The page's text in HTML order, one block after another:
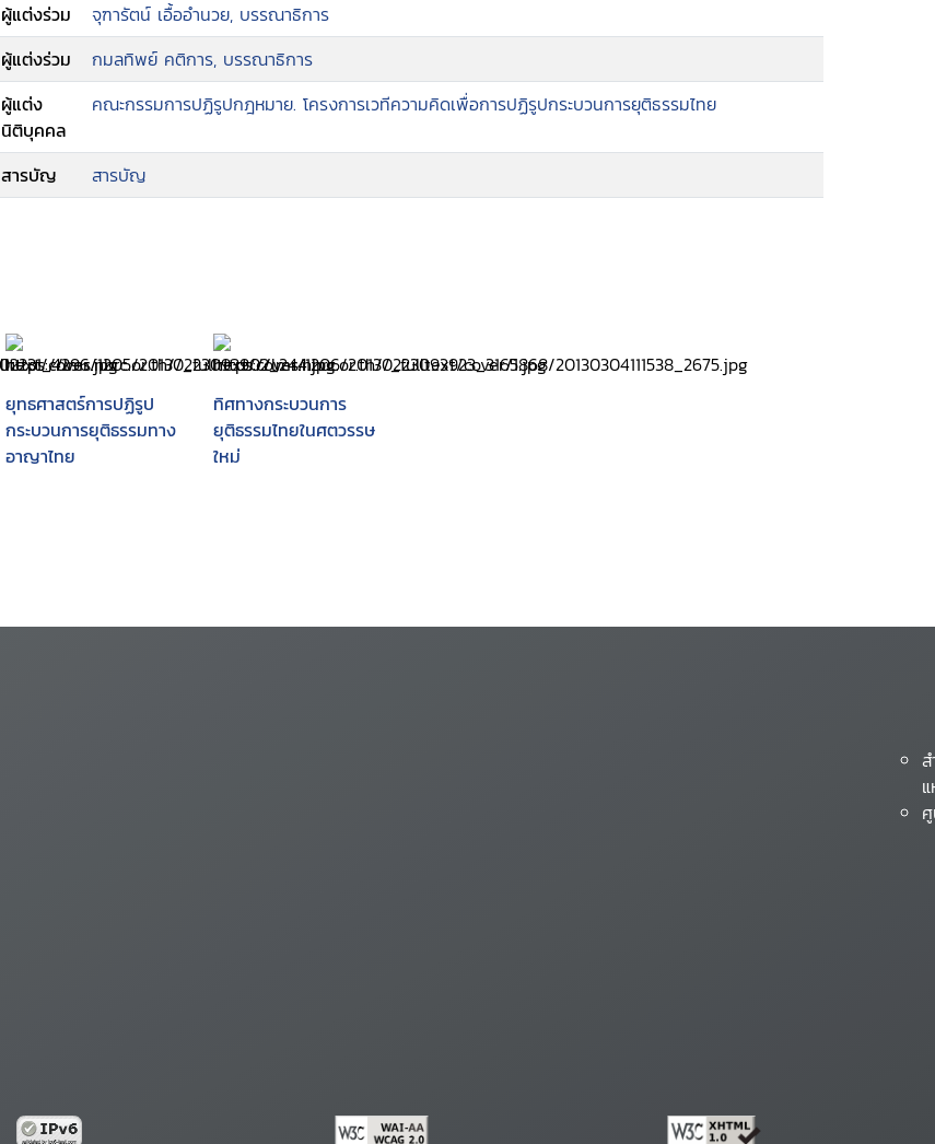
ผู้แต่งร่วม
จุฑารัตน์ เอื้ออำนวย, บรรณาธิการ
ผู้แต่งร่วม
กมลทิพย์ คติการ, บรรณาธิการ
ผู้แต่ง
นิติบุคคล
คณะกรรมการปฏิรูปกฎหมาย. โครงการเวทีความคิดเพื่อการปฏิรูปกระบวนการยุติธรรมไทย
สารบัญ สารบัญ
ยุทธศาสตร์การปฏิรูป
กระบวนการยุติธรรมทาง
อาญาไทย
ทิศทางกระบวนการ
ยุติธรรมไทยในศตวรรษ
ใหม่